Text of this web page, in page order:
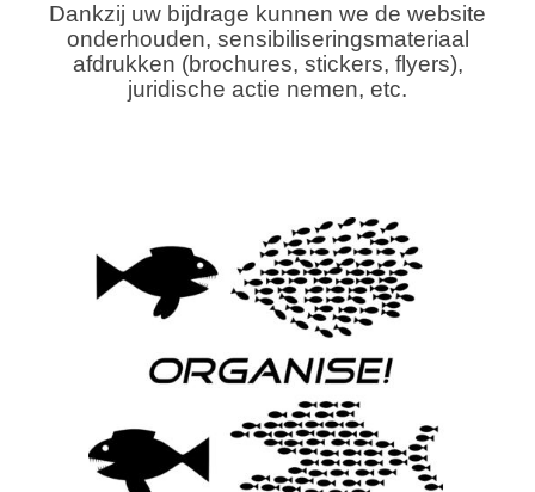
Dankzij uw bijdrage kunnen we de website
onderhouden, sensibiliseringsmateriaal
afdrukken (brochures, stickers, flyers),
juridische actie nemen, etc.